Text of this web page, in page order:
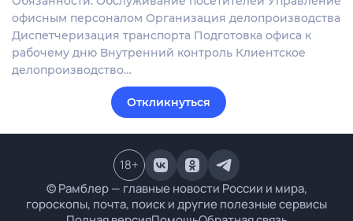
офисным персоналом Организация делопроизводства
Диспетчеризация транспорта Подготовка офиса к
рабочему дню Внутренний контроль Клиентское
делопроизводство…
Откликнуться
© Рамблер — главные новости России и мира,
гороскопы, почта, поиск и другие полезные сервисы
18+